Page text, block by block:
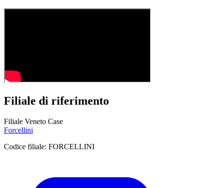
Filiale di riferimento
Filiale Veneto Case
Forcellini
Codice filiale: FORCELLINI